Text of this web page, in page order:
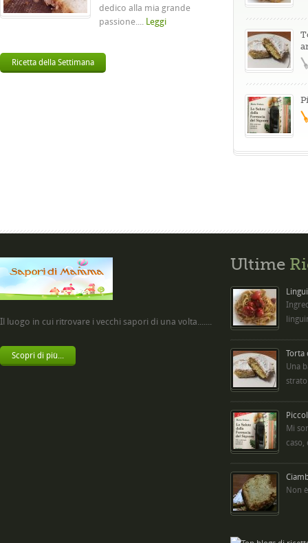
dedico alla mia grande
passione.... Leggi
Ricetta della Settimana
Il luogo in cui ritrovare i vecchi sapori di una volta.......
Scopri di più...
Ultime
Torta
Una
Mi
caso,
Non